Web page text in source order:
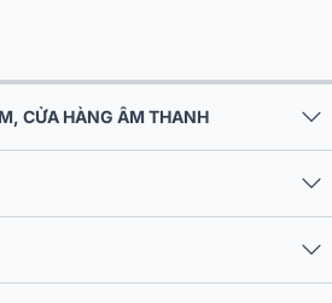
CỬA HÀNG ÂM THANH